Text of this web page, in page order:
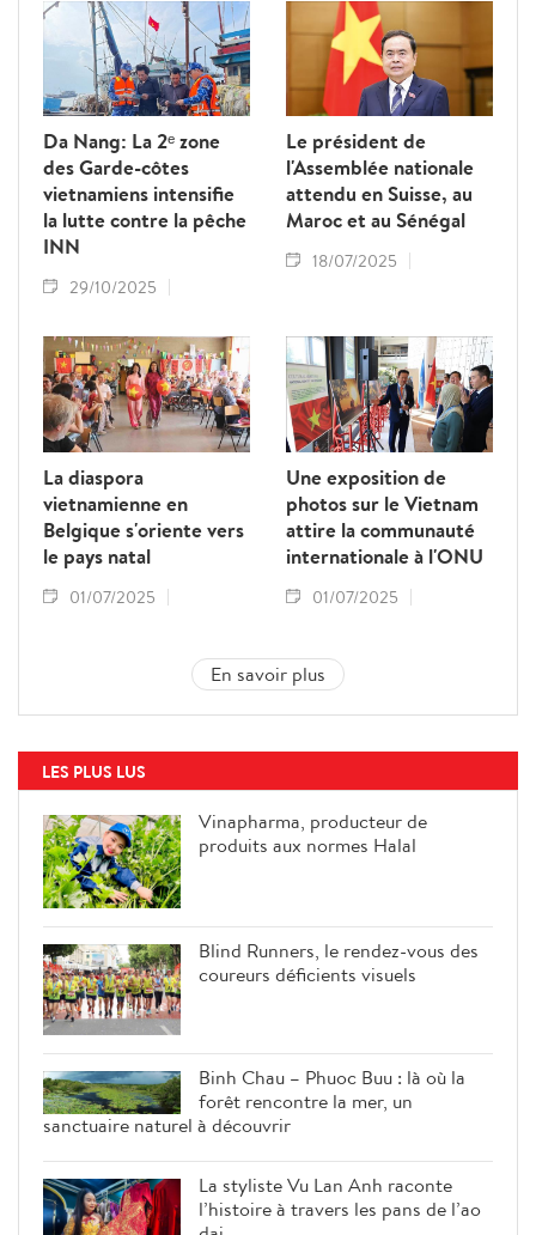
Da Nang: La 2ᵉ zone
des Garde-côtes
vietnamiens intensifie
la lutte contre la pêche
INN
29/10/2025
Le président de
l'Assemblée nationale
attendu en Suisse, au
Maroc et au Sénégal
18/07/2025
La diaspora
vietnamienne en
Belgique s'oriente vers
le pays natal
01/07/2025
Une exposition de
photos sur le Vietnam
attire la communauté
internationale à l'ONU
01/07/2025
En savoir plus
LES PLUS LUS
Vinapharma, producteur de
produits aux normes Halal
Blind Runners, le rendez-vous des
coureurs déficients visuels
Binh Chau – Phuoc Buu : là où la
forêt rencontre la mer, un
sanctuaire naturel à découvrir
La styliste Vu Lan Anh raconte
l’histoire à travers les pans de l’ao